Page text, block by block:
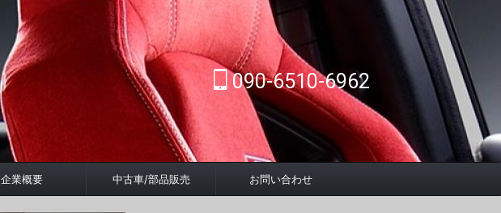
090-6510-6962
企業概要 中古車/部品販売 お問い合わせ